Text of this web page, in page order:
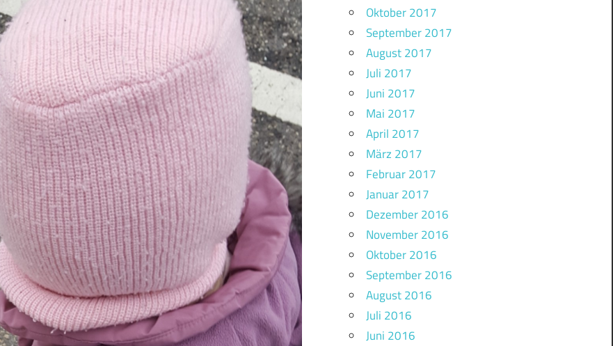
Oktober 2017
September 2017
August 2017
Juli 2017
Juni 2017
Mai 2017
April 2017
März 2017
Februar 2017
Januar 2017
Dezember 2016
November 2016
Oktober 2016
September 2016
August 2016
Juli 2016
Juni 2016